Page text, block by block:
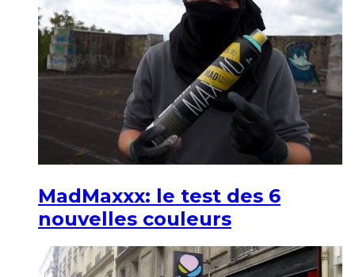
MadMaxxx: le test des 6
nouvelles couleurs